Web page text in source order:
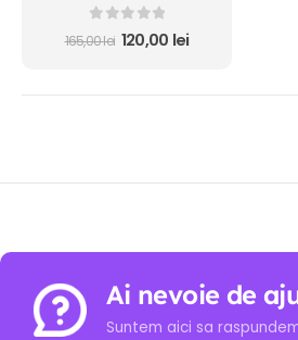
out of 5
165,00lei 120,00 lei
Ai nevoie de
Suntem aici sa